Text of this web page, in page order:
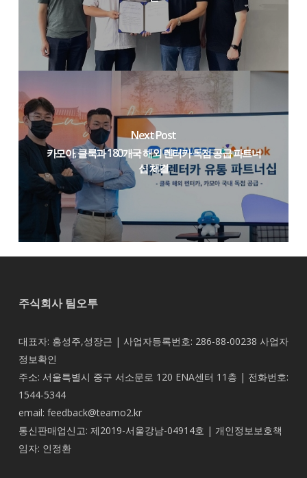
Next Post
카모아, 클룩과 180개국 해외 렌터카 독점 공급 파트너
십 체결
주식회사 팀오투
대표자: 홍성주,성장근 | 사업자등록번호: 286-88-00238 사업자
정보확인
주소: 서울특별시 중구 서소문로 120 ENA센터 11층 | 전화번호:
1544-5344
email: feedback@teamo2.kr
통신판매업신고: 제2019-서울강남-04914호 | 개인정보보호책
임자: 인정환